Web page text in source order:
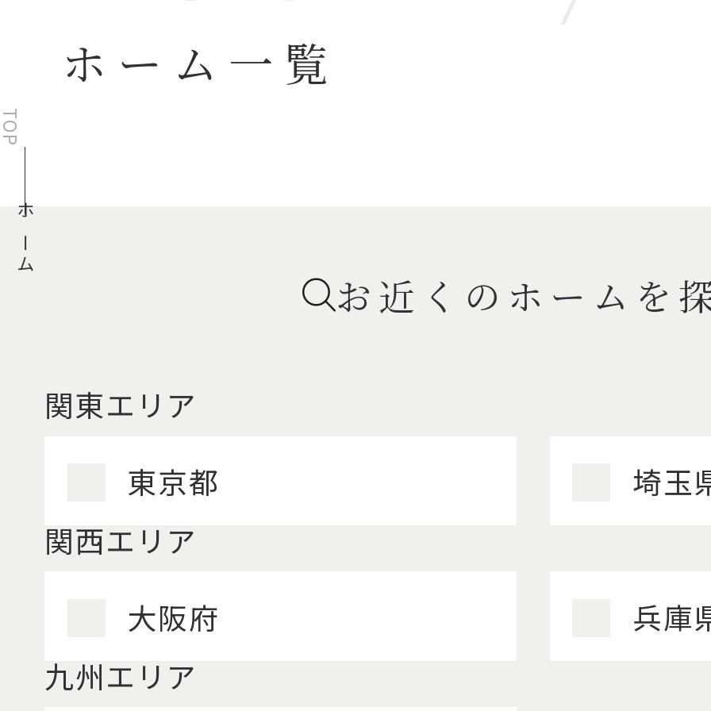
ホーム一覧
ホーム
お近くのホームを
関東エリア
東京都
埼玉
関西エリア
大阪府
兵庫
九州エリア